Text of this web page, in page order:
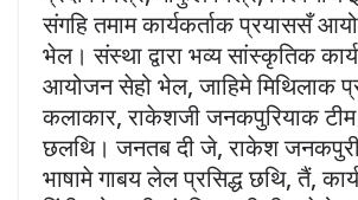
संगहि तमाम कार्यकर्ताक प्रयाससँ
भेल। संस्था द्वारा भव्य सांस्कृतिक
आयोजन सेहो भेल, जाहिमे मिथिलाक
कलाकार, राकेशजी जनकपुरियाक
छलथि। जनतब दी जे, राकेश
भाषामे गाबय लेल प्रसिद्ध छथि, तैं,